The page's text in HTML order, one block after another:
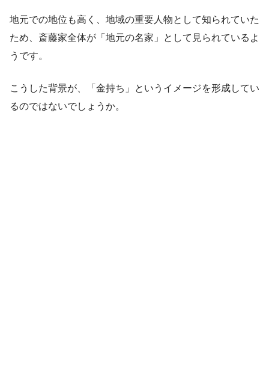
地元での地位も高く、地域の重要人物として知られていた
ため、斎藤家全体が「地元の名家」として見られているよ
うです。
こうした背景が、「金持ち」というイメージを形成してい
るのではないでしょうか。